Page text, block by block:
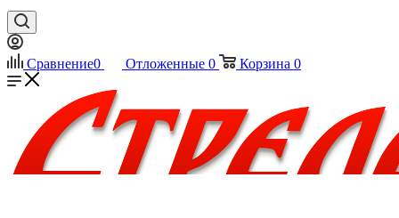
Сравнение0 Отложенные 0 Корзина 0